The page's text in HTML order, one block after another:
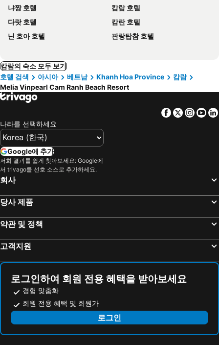
냐짱 호텔
캄람 호텔
다랏 호텔
캄란 호텔
닌 호아 호텔
판랑탑참 호텔
캄람의 숙소 모두 보기
호텔 검색
아시아 베트남 Khanh Hoa Province
캄람
Melia Vinpearl Cam Ranh Beach Resort
Facebook
Twitter
나라를 선택하세요
Google에 추가
저희 결과를 쉽게 찾아보세요: Google에
서 trivago를 선호 소스로 추가하세요.
회사
당사 제품
약관 및 정책
고객지원
로그인하여 회원 전용 혜택을 받아보세요
경험 맞춤화
회원 전용 혜택 및 회원가
로그인